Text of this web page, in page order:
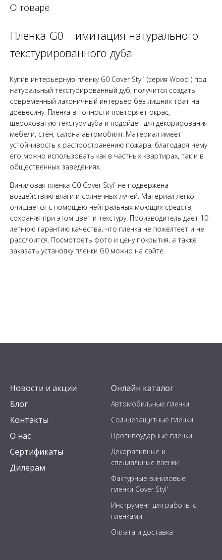
О товаре
Пленка G0 – имитация натурального
текстурированного дуба
Купив интерьерную пленку G0 Cover Styl´ (серия Wood ) под
натуральный текстурированный дуб, получится создать
cовременный лаконичный интерьер без лишних трат на
древесину. Пленка в точности повторяет окрас,
шероховатую текстуру дуба и подойдет для декорирования
мебели, стен, салона автомобиля. Материал имеет
устойчивость к распространению пожара, благодаря чему
его можно использовать как в частных квартирах, так и в
общественных заведениях.
Виниловая пленка G0 Cover Styl´ не подвержена
воздействию влаги и солнечных лучей. Материал легко
очищается с помощью нейтральных моющих средств,
сохраняя при этом цвет и текстуру. Производитель дает 10-
летнюю гарантию качества, что пленка не пожелтеет и не
расслоится. Посмотреть фото и цену покрытия, а также
заказать установку пленки G0 можно на сайте.
Новости и акции
Блог
Контакты
О нас
Сертификаты
Дилерам
Онлайн каталог
Автомобильные пленки
Солнцезащитные пленки
Противоударные пленки
Декоративные и
специальные пленки
Фактурные виниловые
пленки Cover Styl'
Инструмент для работы с
пленками
Оплата и доставка